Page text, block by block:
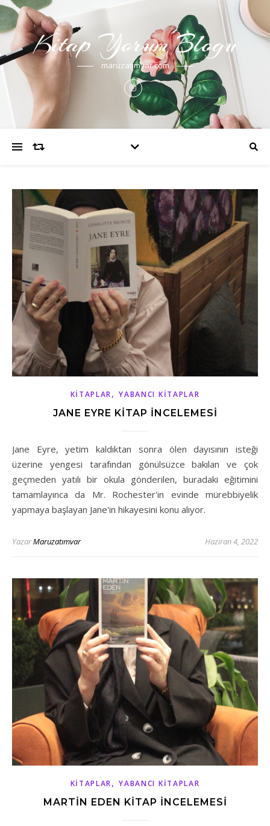
Kitap Yorum Blogu
maruzatimvar.com
KITAPLAR,YABANCI KITAPLAR
JANE EYRE KİTAP İNCELEMESİ
Jane Eyre, yetim kaldıktan sonra ölen dayısının isteği
üzerine yengesi tarafından gönülsüzce bakılan ve çok
geçmeden yatılı bir okula gönderilen, buradaki eğitimini
tamamlayınca da Mr. Rochester'in evinde mürebbiyelik
yapmaya başlayan Jane'in hikayesini konu alıyor.
YazarMaruzatımvar Haziran 4, 2022
KITAPLAR,YABANCI KITAPLAR
MARTİN EDEN KİTAP İNCELEMESİ